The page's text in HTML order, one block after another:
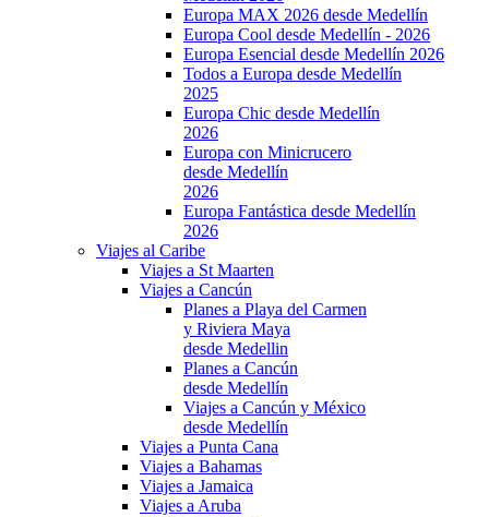
Europa MAX 2026 desde Medellín
Europa Cool desde Medellín - 2026
Europa Esencial desde Medellín 2026
Todos a Europa desde Medellín
2025
Europa Chic desde Medellín
2026
Europa con Minicrucero
desde Medellín
2026
Europa Fantástica desde Medellín
2026
Viajes al Caribe
Viajes a St Maarten
Viajes a Cancún
Planes a Playa del Carmen
y Riviera Maya
desde Medellin
Planes a Cancún
desde Medellín
Viajes a Cancún y México
desde Medellín
Viajes a Punta Cana
Viajes a Bahamas
Viajes a Jamaica
Viajes a Aruba